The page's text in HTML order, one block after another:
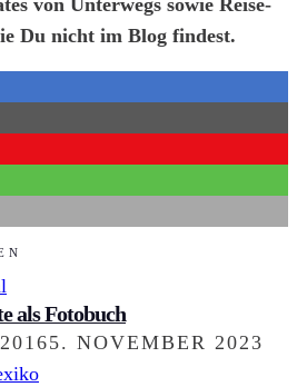
Du nicht im Blog findest.
als Fotobuch
5. NOVEMBER 2023